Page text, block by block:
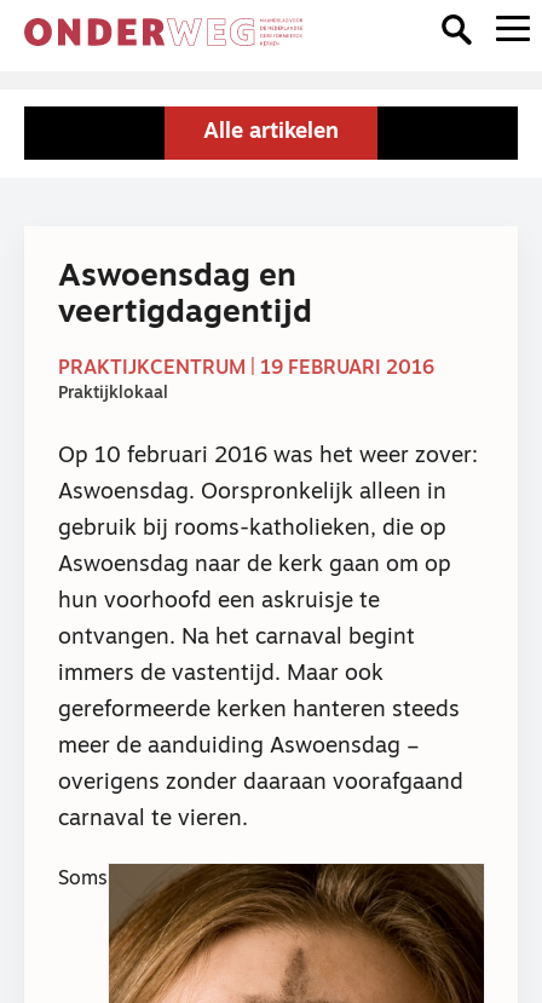
Alle artikelen
Aswoensdag en
veertigdagentijd
PRAKTIJKCENTRUM | 19 FEBRUARI 2016
Praktijklokaal
Op 10 februari 2016 was het weer zover:
Aswoensdag. Oorspronkelijk alleen in
gebruik bij rooms-katholieken, die op
Aswoensdag naar de kerk gaan om op
hun voorhoofd een askruisje te
ontvangen. Na het carnaval begint
immers de vastentijd. Maar ook
gereformeerde kerken hanteren steeds
meer de aanduiding Aswoensdag –
overigens zonder daaraan voorafgaand
carnaval te vieren.
Soms